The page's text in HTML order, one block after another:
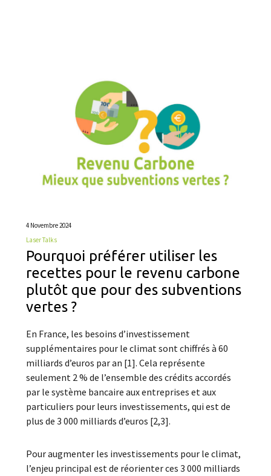
4 Novembre 2024
Laser Talks
Pourquoi préférer utiliser les
recettes pour le revenu carbone
plutôt que pour des subventions
vertes ?
En France, les besoins d’investissement
supplémentaires pour le climat sont chiffrés à 60
milliards d’euros par an [1]. Cela représente
seulement 2 % de l’ensemble des crédits accordés
par le système bancaire aux entreprises et aux
particuliers pour leurs investissements, qui est de
plus de 3 000 milliards d’euros [2,3].
Pour augmenter les investissements pour le climat,
l’enjeu principal est de réorienter ces 3 000 milliards